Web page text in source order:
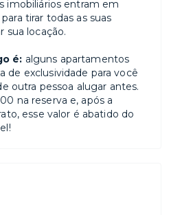
imobiliários entram em
tirar todas as suas
sua locação.
é: alguns apartamentos
de exclusividade para você
outra pessoa alugar antes.
na reserva e, após a
esse valor é abatido do